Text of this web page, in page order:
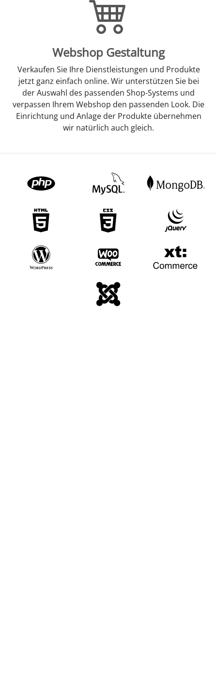
Webshop Gestaltung
Verkaufen Sie Ihre Dienstleistungen und Produkte
jetzt ganz einfach online. Wir unterstützen Sie bei
der Auswahl des passenden Shop-Systems und
verpassen Ihrem Webshop den passenden Look. Die
Einrichtung und Anlage der Produkte übernehmen
wir natürlich auch gleich.